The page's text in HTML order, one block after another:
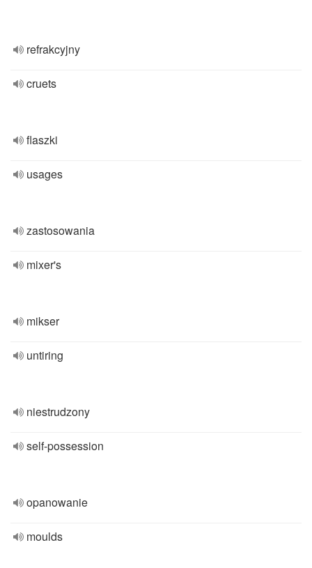
refrakcyjny
cruets
flaszki
usages
zastosowania
mixer's
mikser
untiring
niestrudzony
self-possession
opanowanie
moulds